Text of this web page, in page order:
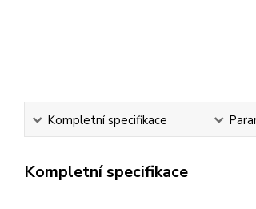
Kompletní specifikace
Kompletní specifikace